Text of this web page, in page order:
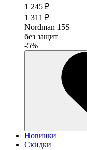
1 245 ₽
1 311 ₽
Nordman 15S
без защит
-5%
Новинки
Скидки